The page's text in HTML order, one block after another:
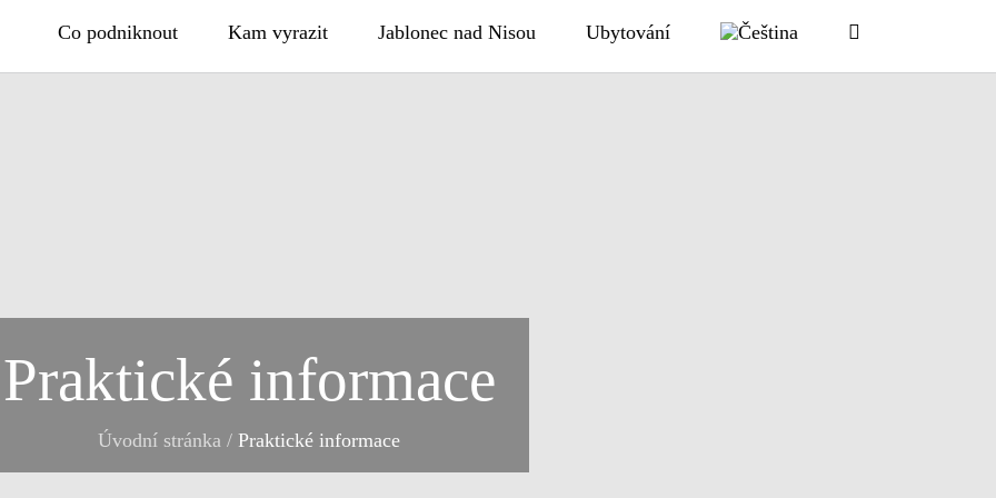
Co podniknout Kam vyrazit Jablonec nad Nisou Ubytování
Praktické informace
Úvodní stránka / Praktické informace